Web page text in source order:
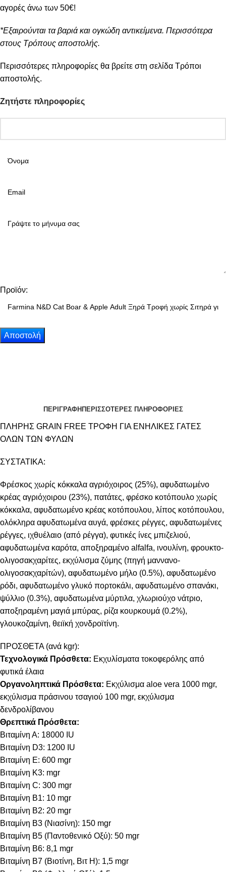
αγορές άνω των 50€!
*Εξαιρούνται τα βαριά και ογκώδη αντικείμενα. Περισσότερα
στους Τρόπους αποστολής.
Περισσότερες πληροφορίες θα βρείτε στη σελίδα Τρόποι
αποστολής.
Ζητήστε πληροφορίες
Προϊόν:
ΠΕΡΙΓΡΑΦΗ ΠΕΡΙΣΣΟΤΕΡΕΣ ΠΛΗΡΟΦΟΡΙΕΣ
ΠΛΗΡΗΣ GRAIN FREE ΤΡΟΦΗ ΓΙΑ ΕΝΗΛΙΚΕΣ ΓΑΤΕΣ
ΟΛΩΝ ΤΩΝ ΦΥΛΩΝ
ΣΥΣΤΑΤΙΚΑ:
Φρέσκος χωρίς κόκκαλα αγριόχοιρος (25%), αφυδατωμένο
κρέας αγριόχοιρου (23%), πατάτες, φρέσκο κοτόπουλο χωρίς
κόκκαλα, αφυδατωμένο κρέας κοτόπουλου, λίπος κοτόπουλου,
ολόκληρα αφυδατωμένα αυγά, φρέσκες ρέγγες, αφυδατωμένες
ρέγγες, ιχθυέλαιο (από ρέγγα), φυτικές ίνες μπιζελιού,
αφυδατωμένα καρότα, αποξηραμένο alfalfa, ινουλίνη, φρουκτο-
ολιγοσακχαρίτες, εκχύλισμα ζύμης (πηγή μαννανο-
ολιγοσακχαρίτών), αφυδατωμένο μήλο (0.5%), αφυδατωμένο
ρόδι, αφυδατωμένο γλυκό πορτοκάλι, αφυδατωμένο σπανάκι,
ψύλλιο (0.3%), αφυδατωμένα μύρτιλα, χλωριούχο νάτριο,
αποξηραμένη μαγιά μπύρας, ρίζα κουρκουμά (0.2%),
γλουκοζαμίνη, θειϊκή χονδροϊτίνη.
ΠΡΟΣΘΕΤΑ (ανά kgr):
Τεχνολογικά Πρόσθετα: Εκχυλίσματα τοκοφερόλης από
φυτικά έλαια
Οργανοληπτικά Πρόσθετα: Εκχύλισμα aloe vera 1000 mgr,
εκχύλισμα πράσινου τσαγιού 100 mgr, εκχύλισμα
δενδρολίβανου
Θρεπτικά Πρόσθετα:
Βιταμίνη Α: 18000 IU
Βιταμίνη D3: 1200 IU
Βιταμίνη E: 600 mgr
Βιταμίνη Κ3: mgr
Βιταμίνη C: 300 mgr
Βιταμίνη B1: 10 mgr
Βιταμίνη B2: 20 mgr
Βιταμίνη B3 (Νιασίνη): 150 mgr
Βιταμίνη B5 (Παντοθενικό Οξύ): 50 mgr
Βιταμίνη B6: 8,1 mgr
Βιταμίνη B7 (Βιοτίνη, Βιτ Η): 1,5 mgr